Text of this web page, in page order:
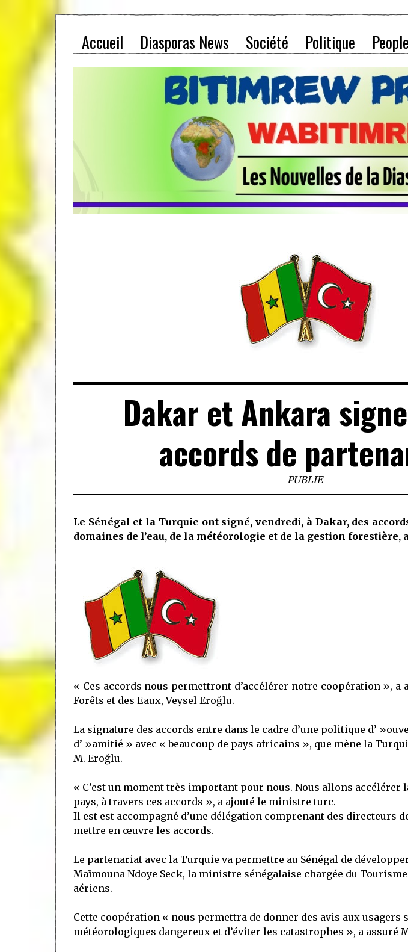
Accueil Diasporas News Société Politique People
Dakar et Ankara
accords de
PUBLIE
Le Sénégal et la Turquie ont signé, vendredi, à Dakar, des
domaines de l’eau, de la météorologie et de la gestion forestière, a
« Ces accords nous permettront d’accélérer notre coopération »,
Forêts et des Eaux, Veysel Eroğlu.
La signature des accords entre dans le cadre d’une politique d’
d’ »amitié » avec « beaucoup de pays africains », que mène la
M. Eroğlu.
« C’est un moment très important pour nous. Nous allons accélérer
pays, à travers ces accords », a ajouté le ministre turc.
Il est est accompagné d’une délégation comprenant des directeurs
mettre en œuvre les accords.
Le partenariat avec la Turquie va permettre au Sénégal de
Maïmouna Ndoye Seck, la ministre sénégalaise chargée du
aériens.
Cette coopération « nous permettra de donner des avis aux usagers
météorologiques dangereux et d’éviter les catastrophes », a assuré